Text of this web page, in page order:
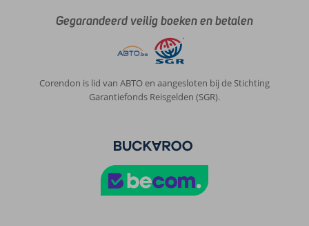
Gegarandeerd veilig boeken en betalen
Corendon is lid van ABTO en aangesloten bij de Stichting
Garantiefonds Reisgelden (SGR).